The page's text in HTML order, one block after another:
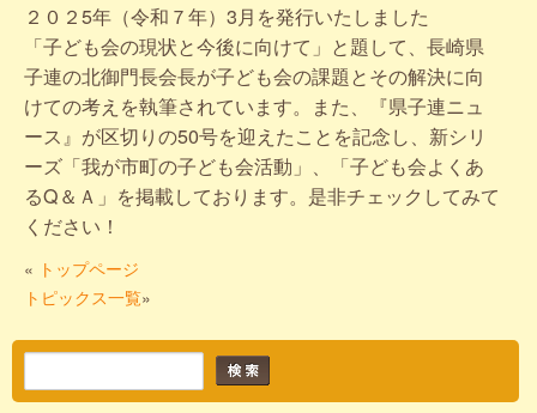
２０２5年（令和７年）3月を発行いたしました
「子ども会の現状と今後に向けて」と題して、長崎県
子連の北御門長会長が子ども会の課題とその解決に向
けての考えを執筆されています。また、『県子連ニュ
ース』が区切りの50号を迎えたことを記念し、新シリ
ーズ「我が市町の子ども会活動」、「子ども会よくあ
るQ＆Ａ」を掲載しております。是非チェックしてみて
ください！
« トップページ
トピックス一覧»